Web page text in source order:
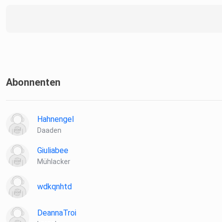
Abonnenten
Hahnengel
Daaden
Giuliabee
Mühlacker
wdkqnhtd
DeannaTroi